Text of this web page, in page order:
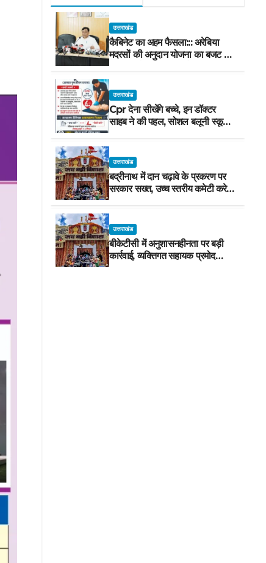
उत्तराखंड
कैबिनेट का अहम फैसला::: अरेबिया
मदरसों की अनुदान योजना का बजट मद
वित्तीय वर्ष 2027-28 से समाप्त
उत्तराखंड
Cpr देना सीखेंगे बच्चे, इन डॉक्टर
साहब ने की पहल, सोशल बलूनी स्कूल
में मिलेगा प्रशिक्षण, 10 जुलाई को सुबह
8 से होगा प्रशिक्षण, प्रीतम भरतवाण ने
भी मुहिम को दिया समर्थन
उत्तराखंड
बद्रीनाथ में दान चढ़ावे के प्रकरण पर
सरकार सख्त, उच्च स्तरीय कमेटी करेगी
जांच, अनुशासनहीनता पर एक कार्मिक
निलंबित
उत्तराखंड
बीकेटीसी में अनुशासनहीनता पर बड़ी
कार्रवाई, व्यक्तिगत सहायक प्रमोद
नौटियाल तत्काल प्रभाव से निलंबित,